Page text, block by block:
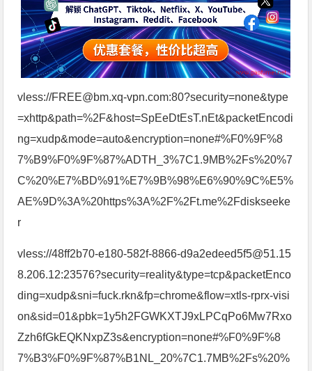
vless://FREE@bm.xq-vpn.com:80?security=none&type
=xhttp&path=%2F&host=SpEeDtEsT.nEt&packetEncodi
ng=xudp&mode=auto&encryption=none#%F0%9F%8
7%B9%F0%9F%87%ADTH_3%7C1.9MB%2Fs%20%7
C%20%E7%BD%91%E7%9B%98%E6%90%9C%E5%
AE%9D%3A%20https%3A%2F%2Ft.me%2Fdiskseeke
r
vless://48ff2b70-e180-582f-8866-d9a2edeed5f5@51.15
8.206.12:23576?security=reality&type=tcp&packetEnco
ding=xudp&sni=fuck.rkn&fp=chrome&flow=xtls-rprx-visi
on&sid=01&pbk=1y5h2FGWKXTJ9xLPCqPo6Mw7Rxo
Zzh6fGkEQKNxpZ3s&encryption=none#%F0%9F%8
7%B3%F0%9F%87%B1NL_20%7C1.7MB%2Fs%20%